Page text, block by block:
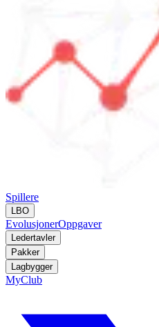
Spillere
LBO
EvolusjonerOppgaver
Ledertavler
Pakker
Lagbygger
MyClub